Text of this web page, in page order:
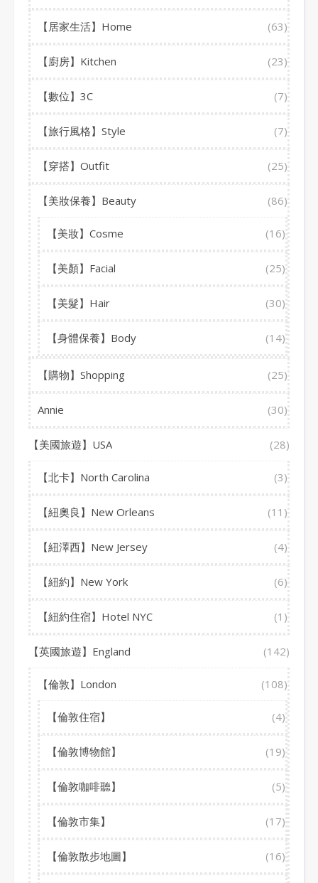
【居家生活】Home (63)
【廚房】Kitchen (23)
【數位】3C (7)
【旅行風格】Style (7)
【穿搭】Outfit (25)
【美妝保養】Beauty (86)
【美妝】Cosme (16)
【美顏】Facial (25)
【美髮】Hair (30)
【身體保養】Body (14)
【購物】Shopping (25)
Annie (30)
【美國旅遊】USA (28)
【北卡】North Carolina (3)
【紐奧良】New Orleans (11)
【紐澤西】New Jersey (4)
【紐約】New York (6)
【紐約住宿】Hotel NYC (1)
【英國旅遊】England (142)
【倫敦】London (108)
【倫敦住宿】 (4)
【倫敦博物館】 (19)
【倫敦咖啡聽】 (5)
【倫敦市集】 (17)
【倫敦散步地圖】 (16)